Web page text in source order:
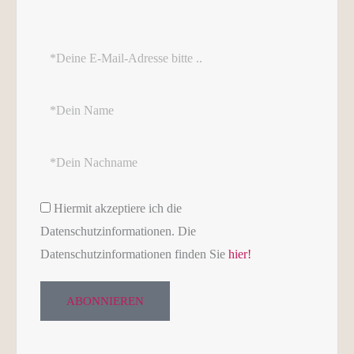
Datenschutz
Hiermit akzeptiere ich die
Datenschutzinformationen. Die
Datenschutzinformationen finden Sie hier!
ABONNIEREN